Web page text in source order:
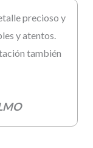
precioso y
y atentos.
también